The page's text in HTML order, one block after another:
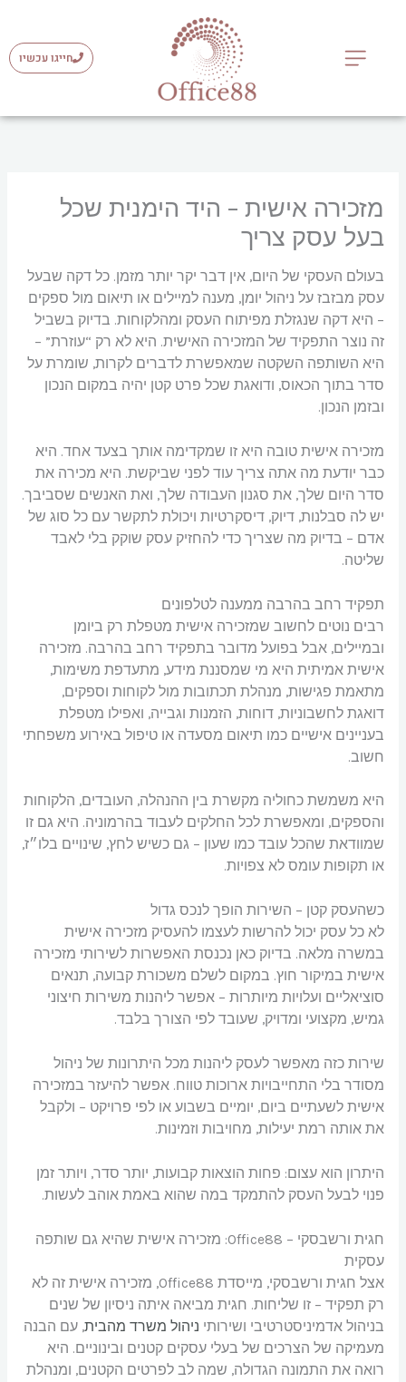
חייגו עכשיו
מזכירה אישית – היד הימנית שכל
בעל עסק צריך
בעולם העסקי של היום, אין דבר יקר יותר מזמן. כל דקה שבעל
עסק מבזבז על ניהול יומן, מענה למיילים או תיאום מול ספקים
– היא דקה שנגזלת מפיתוח העסק ומהלקוחות. בדיוק בשביל
זה נוצר התפקיד של המזכירה האישית. היא לא רק “עוזרת” –
היא השותפה השקטה שמאפשרת לדברים לקרות, שומרת על
סדר בתוך הכאוס, ודואגת שכל פרט קטן יהיה במקום הנכון
ובזמן הנכון.
מזכירה אישית טובה היא זו שמקדימה אותך בצעד אחד. היא
כבר יודעת מה אתה צריך עוד לפני שביקשת. היא מכירה את
סדר היום שלך, את סגנון העבודה שלך, ואת האנשים שסביבך.
יש לה סבלנות, דיוק, דיסקרטיות ויכולת לתקשר עם כל סוג של
אדם – בדיוק מה שצריך כדי להחזיק עסק שוקק בלי לאבד
שליטה.
תפקיד רחב בהרבה ממענה לטלפונים
רבים נוטים לחשוב שמזכירה אישית מטפלת רק ביומן
ובמיילים, אבל בפועל מדובר בתפקיד רחב בהרבה. מזכירה
אישית אמיתית היא מי שמסננת מידע, מתעדפת משימות,
מתאמת פגישות, מנהלת תכתובות מול לקוחות וספקים,
דואגת לחשבוניות, דוחות, הזמנות וגבייה, ואפילו מטפלת
בעניינים אישיים כמו תיאום מסעדה או טיפול באירוע משפחתי
חשוב.
היא משמשת כחוליה מקשרת בין ההנהלה, העובדים, הלקוחות
והספקים, ומאפשרת לכל החלקים לעבוד בהרמוניה. היא גם זו
שמוודאת שהכל עובד כמו שעון – גם כשיש לחץ, שינויים בלו״ז,
או תקופות עומס לא צפויות.
כשהעסק קטן – השירות הופך לנכס גדול
לא כל עסק יכול להרשות לעצמו להעסיק מזכירה אישית
במשרה מלאה. בדיוק כאן נכנסת האפשרות לשירותי מזכירה
אישית במיקור חוץ. במקום לשלם משכורת קבועה, תנאים
סוציאליים ועלויות מיותרות – אפשר ליהנות משירות חיצוני
גמיש, מקצועי ומדויק, שעובד לפי הצורך בלבד.
שירות כזה מאפשר לעסק ליהנות מכל היתרונות של ניהול
מסודר בלי התחייבויות ארוכות טווח. אפשר להיעזר במזכירה
אישית לשעתיים ביום, יומיים בשבוע או לפי פרויקט – ולקבל
את אותה רמת יעילות, מחויבות וזמינות.
היתרון הוא עצום: פחות הוצאות קבועות, יותר סדר, ויותר זמן
פנוי לבעל העסק להתמקד במה שהוא באמת אוהב לעשות.
חגית ורשבסקי – Office88: מזכירה אישית שהיא גם שותפה
עסקית
אצל חגית ורשבסקי, מייסדת Office88, מזכירה אישית זה לא
רק תפקיד – זו שליחות. חגית מביאה איתה ניסיון של שנים
בניהול אדמיניסטרטיבי ושירותי ניהול משרד מהבית, עם הבנה
מעמיקה של הצרכים של בעלי עסקים קטנים ובינוניים. היא
רואה את התמונה הגדולה, שמה לב לפרטים הקטנים, ומנהלת